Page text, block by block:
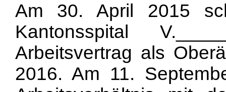
Am 30. April 2015
Kantonsspital
Arbeitsvertrag als
2016. Am 11.